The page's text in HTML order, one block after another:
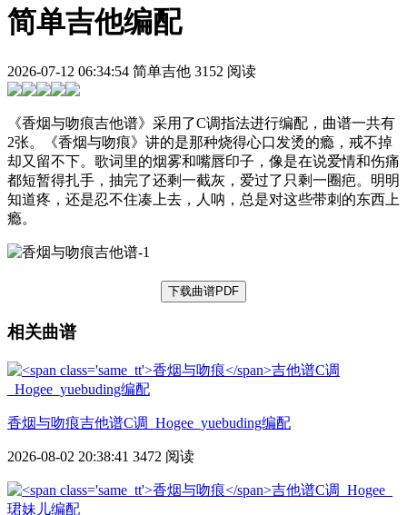
简单吉他编配
2026-07-12 06:34:54 简单吉他 3152 阅读
《香烟与吻痕吉他谱》采用了C调指法进行编配，曲谱一共有
2张。《香烟与吻痕》讲的是那种烧得心口发烫的瘾，戒不掉
却又留不下。歌词里的烟雾和嘴唇印子，像是在说爱情和伤痛
都短暂得扎手，抽完了还剩一截灰，爱过了只剩一圈疤。明明
知道疼，还是忍不住凑上去，人呐，总是对这些带刺的东西上
瘾。
下载曲谱PDF
相关曲谱
香烟与吻痕吉他谱C调_Hogee_yuebuding编配
2026-08-02 20:38:41 3472 阅读